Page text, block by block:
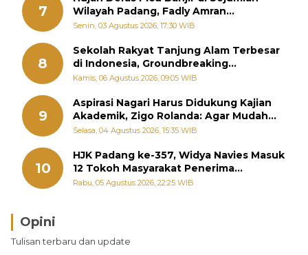
7
Wilayah Padang, Fadly Amran
Perintahkan OPD Siaga
Senin, 03 Agustus 2026, 17:30 WIB
8
Sekolah Rakyat Tanjung Alam Terbesar
di Indonesia, Groundbreaking
September
Kamis, 06 Agustus 2026, 09:05 WIB
9
Aspirasi Nagari Harus Didukung Kajian
Akademik, Zigo Rolanda: Agar Mudah
Diperjuangkan di Kementerian
Selasa, 04 Agustus 2026, 15:35 WIB
10
HJK Padang ke-357, Widya Navies Masuk
12 Tokoh Masyarakat Penerima
Penghargaan Pemko Padang
Rabu, 05 Agustus 2026, 22:25 WIB
Opini
Tulisan terbaru dan update
Brasil Lebih Diunggulkan, tetapi Jepang Selalu
Punya Cara Membuat Kejutan